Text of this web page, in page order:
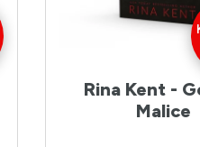
Rina Kent -
Malice